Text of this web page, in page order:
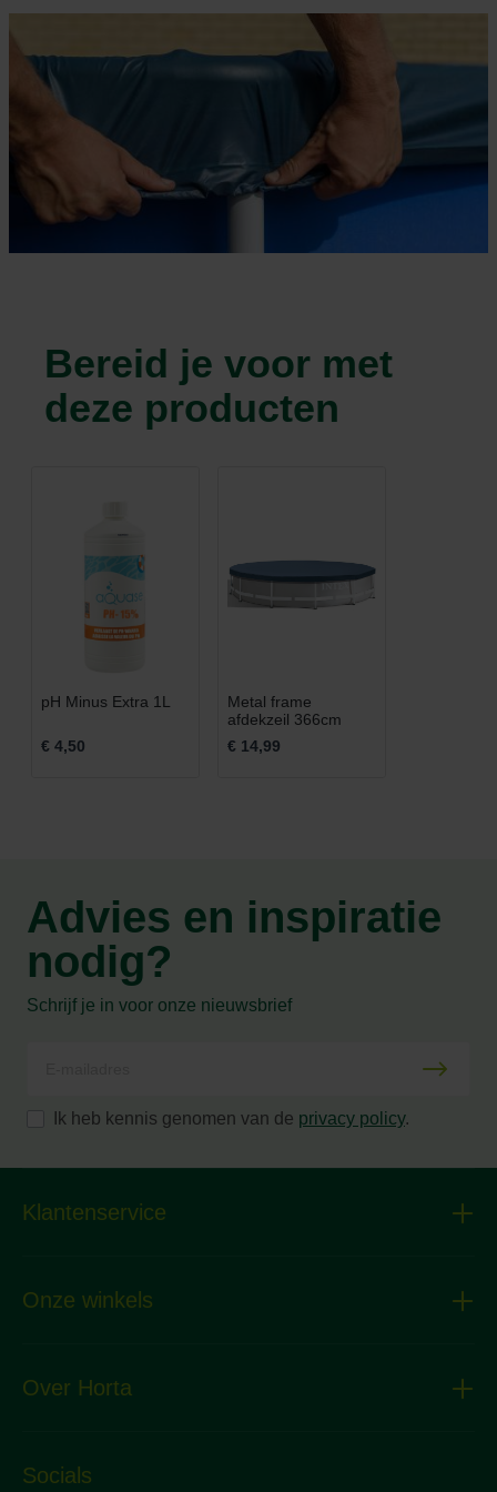
Bereid je voor met
deze producten
pH Minus Extra 1L
€ 4,50
Metal frame
afdekzeil 366cm
€ 14,99
Advies en inspiratie
nodig?
Schrijf je in voor onze nieuwsbrief
Ik heb kennis genomen van de privacy policy.
Klantenservice
Onze winkels
Over Horta
Socials